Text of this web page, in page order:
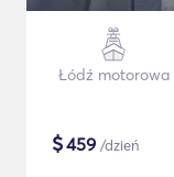
Łódź motorowa
$459 /dzień